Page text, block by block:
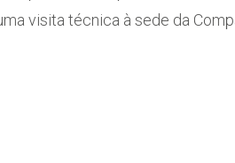
visita técnica à sede da